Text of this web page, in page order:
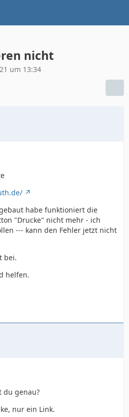
nicht
um 13:34
habe funktioniert die
"Drucke" nicht mehr - ich
--- kann den Fehler jetzt nicht
bei.
helfen.
du genau?
nur ein Link.